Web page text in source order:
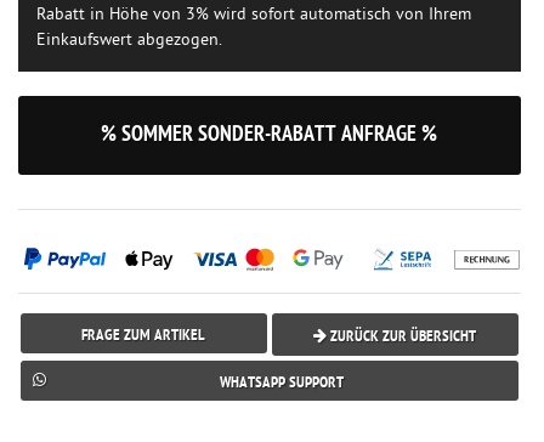
Rabatt in Höhe von 3% wird sofort automatisch von Ihrem
Einkaufswert abgezogen.
% SOMMER SONDER-RABATT ANFRAGE %
FRAGE ZUM ARTIKEL ZURÜCK ZUR ÜBERSICHT
WHATSAPP SUPPORT